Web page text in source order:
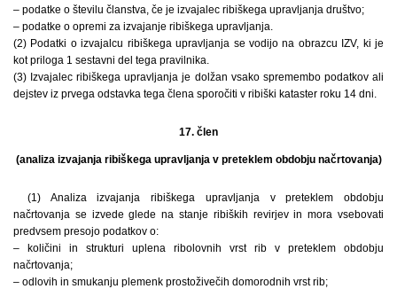
– podatke o številu članstva, če je izvajalec ribiškega upravljanja društvo;
– podatke o opremi za izvajanje ribiškega upravljanja.
(2) Podatki o izvajalcu ribiškega upravljanja se vodijo na obrazcu IZV, ki je
kot priloga 1 sestavni del tega pravilnika.
(3) Izvajalec ribiškega upravljanja je dolžan vsako spremembo podatkov ali
dejstev iz prvega odstavka tega člena sporočiti v ribiški kataster roku 14 dni.
17. člen
(analiza izvajanja ribiškega upravljanja v preteklem obdobju načrtovanja)
(1) Analiza izvajanja ribiškega upravljanja v preteklem obdobju
načrtovanja se izvede glede na stanje ribiških revirjev in mora vsebovati
predvsem presojo podatkov o:
– količini in strukturi uplena ribolovnih vrst rib v preteklem obdobju
načrtovanja;
– odlovih in smukanju plemenk prostoživečih domorodnih vrst rib;